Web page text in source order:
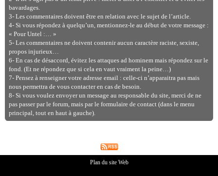
bavardages.
3- Les commentaires doivent être en relation avec le sujet de l’article.
4- Si vous répondez à quelqu’un, mentionnez-le au début de votre message :
« Pour Untel :… »
5- Les commentaires ne doivent contenir aucun caractère raciste, sexiste,
propos injurieux…
6- En cas de désaccord, évitez les attaques ad hominem mais répondez sur le
fond. (Et ne répondez que si cela en vaut vraiment la peine…)
7- Pensez à renseigner votre adresse email : celle-ci n’apparaitra pas mais
nous permettra de vous contacter en cas de besoin.
8- Si vous voulez envoyer un message au responsable du site, merci de ne
pas passer par le forum, mais par le formulaire de contact (dans le menu
principal, tout en haut à gauche).
Plan du site Web